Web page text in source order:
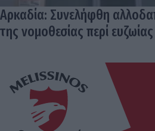
Αρκαδία: Συνελήφθη
της νομοθεσίας περί